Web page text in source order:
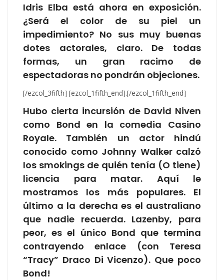
Idris Elba está ahora en exposición.
¿Será el color de su piel un
impedimiento? No sus muy buenas
dotes actorales, claro. De todas
formas, un gran racimo de
espectadoras no pondrán objeciones.
[/ezcol_3fifth] [ezcol_1fifth_end].[/ezcol_1fifth_end]
Hubo cierta incursión de David Niven
como Bond en la comedia Casino
Royale. También un actor hindú
conocido como Johnny Walker calzó
los smokings de quién tenía (O tiene)
licencia para matar. Aquí le
mostramos los más populares. El
último a la derecha es el australiano
que nadie recuerda. Lazenby, para
peor, es el único Bond que termina
contrayendo enlace (con Teresa
“Tracy” Draco Di Vicenzo). Que poco
Bond!